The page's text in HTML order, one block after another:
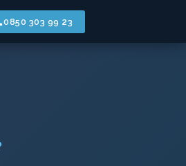
0850 303 99 23